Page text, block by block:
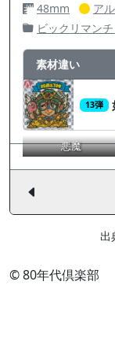
48mm
ア
ビックリマン
素材違い
13弾
悪魔
出
© 80年代倶楽部